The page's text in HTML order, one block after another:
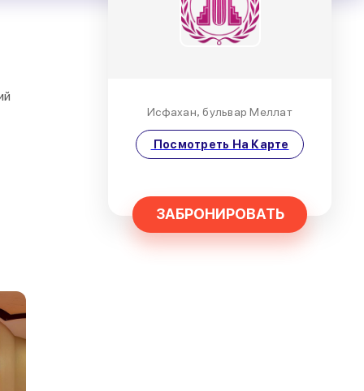
Исфахан, бульвар Меллат
Посмотреть На Карте
ЗАБРОНИРОВАТЬ